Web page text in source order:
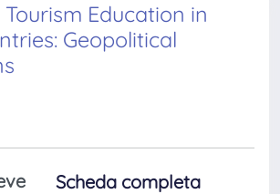
Education in
Geopolitical
Scheda completa